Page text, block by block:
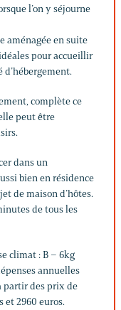
l’on y séjourne
aménagée en suite
pour accueillir
complète ce
peut être
dans un
bien en résidence
de maison d’hôtes.
de tous les
climat : B – 6kg
annuelles
partir des prix de
et 2960 euros.